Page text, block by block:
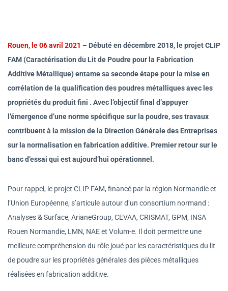
Rouen, le 06 avril 2021 – Débuté en décembre 2018, le projet CLIP
FAM (Caractérisation du Lit de Poudre pour la Fabrication
Additive Métallique) entame sa seconde étape pour la mise en
corrélation de la qualification des poudres métalliques avec les
propriétés du produit fini . Avec l’objectif final d’appuyer
l’émergence d’une norme spécifique sur la poudre, ses travaux
contribuent à la mission de la Direction Générale des Entreprises
sur la normalisation en fabrication additive. Premier retour sur le
banc d’essai qui est aujourd’hui opérationnel.
Pour rappel, le projet CLIP FAM, financé par la région Normandie et
l’Union Européenne, s’articule autour d’un consortium normand :
Analyses & Surface, ArianeGroup, CEVAA, CRISMAT, GPM, INSA
Rouen Normandie, LMN, NAE et Volum-e. Il doit permettre une
meilleure compréhension du rôle joué par les caractéristiques du lit
de poudre sur les propriétés générales des pièces métalliques
réalisées en fabrication additive.